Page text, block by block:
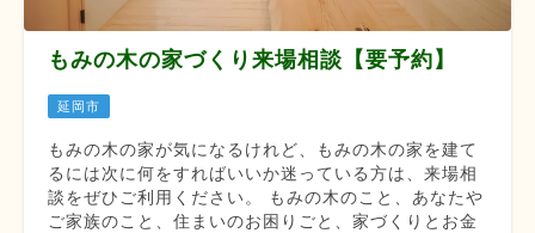
もみの木の家づくり来場相談【要予約】
延岡市
もみの木の家が気になるけれど、もみの木の家を建て
るには次に何をすればいいか迷っている方は、来場相
談をぜひご利用ください。 もみの木のこと、あなたや
ご家族のこと、住まいのお困りごと、家づくりとお金